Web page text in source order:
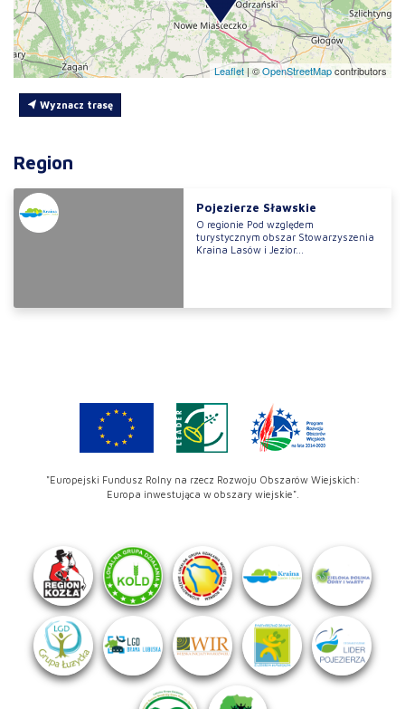
Leaflet |©OpenStreetMapcontributors
Wyznacz trasę
Region
Pojezierze Sławskie
O regionie Pod względem
turystycznym obszar Stowarzyszenia
Kraina Lasów i Jezior...
"Europejski Fundusz Rolny na rzecz Rozwoju Obszarów Wiejskich:
Europa inwestująca w obszary wiejskie".